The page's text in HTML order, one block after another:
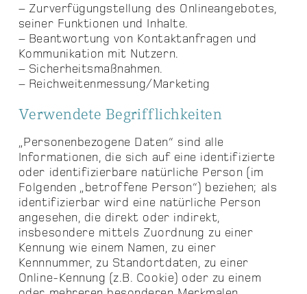
– Zurverfügungstellung des Onlineangebotes,
seiner Funktionen und Inhalte.
– Beantwortung von Kontaktanfragen und
Kommunikation mit Nutzern.
– Sicherheitsmaßnahmen.
– Reichweitenmessung/Marketing
Verwendete Begrifflichkeiten
„Personenbezogene Daten“ sind alle
Informationen, die sich auf eine identifizierte
oder identifizierbare natürliche Person (im
Folgenden „betroffene Person“) beziehen; als
identifizierbar wird eine natürliche Person
angesehen, die direkt oder indirekt,
insbesondere mittels Zuordnung zu einer
Kennung wie einem Namen, zu einer
Kennnummer, zu Standortdaten, zu einer
Online-Kennung (z.B. Cookie) oder zu einem